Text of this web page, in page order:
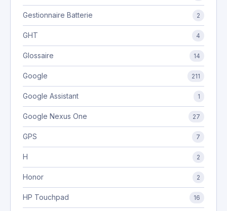
Gestionnaire Batterie 2
GHT 4
Glossaire 14
Google 211
Google Assistant 1
Google Nexus One 27
GPS 7
H 2
Honor 2
HP Touchpad 16